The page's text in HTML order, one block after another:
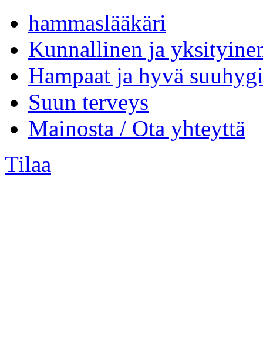
hammaslääkäri
Kunnallinen ja
Hampaat ja hyvä
Suun terveys
Mainosta / Ota yhteyttä
Tilaa